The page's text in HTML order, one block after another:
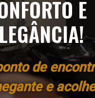
E
acolhedor